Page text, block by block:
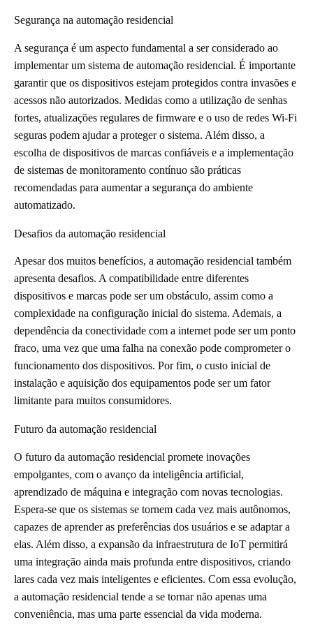
Segurança na automação residencial
A segurança é um aspecto fundamental a ser considerado ao
implementar um sistema de automação residencial. É importante
garantir que os dispositivos estejam protegidos contra invasões e
acessos não autorizados. Medidas como a utilização de senhas
fortes, atualizações regulares de firmware e o uso de redes Wi-Fi
seguras podem ajudar a proteger o sistema. Além disso, a
escolha de dispositivos de marcas confiáveis e a implementação
de sistemas de monitoramento contínuo são práticas
recomendadas para aumentar a segurança do ambiente
automatizado.
Desafios da automação residencial
Apesar dos muitos benefícios, a automação residencial também
apresenta desafios. A compatibilidade entre diferentes
dispositivos e marcas pode ser um obstáculo, assim como a
complexidade na configuração inicial do sistema. Ademais, a
dependência da conectividade com a internet pode ser um ponto
fraco, uma vez que uma falha na conexão pode comprometer o
funcionamento dos dispositivos. Por fim, o custo inicial de
instalação e aquisição dos equipamentos pode ser um fator
limitante para muitos consumidores.
Futuro da automação residencial
O futuro da automação residencial promete inovações
empolgantes, com o avanço da inteligência artificial,
aprendizado de máquina e integração com novas tecnologias.
Espera-se que os sistemas se tornem cada vez mais autônomos,
capazes de aprender as preferências dos usuários e se adaptar a
elas. Além disso, a expansão da infraestrutura de IoT permitirá
uma integração ainda mais profunda entre dispositivos, criando
lares cada vez mais inteligentes e eficientes. Com essa evolução,
a automação residencial tende a se tornar não apenas uma
conveniência, mas uma parte essencial da vida moderna.